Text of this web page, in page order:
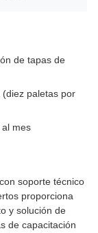
de tapas de
paletas por
mes
soporte técnico
proporciona
y solución de
de capacitación